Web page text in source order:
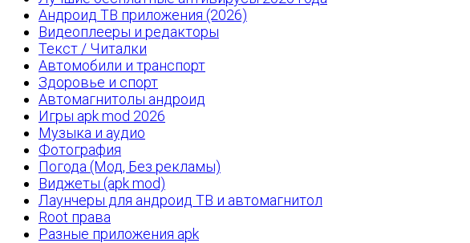
Андроид ТВ приложения (2026)
Видеоплееры и редакторы
Текст / Читалки
Автомобили и транспорт
Здоровье и спорт
Автомагнитолы андроид
Игры apk mod 2026
Музыка и аудио
Фотография
Погода (Мод, Без рекламы)
Виджеты (apk mod)
Лаунчеры для андроид ТВ и автомагнитол
Root права
Разные приложения apk